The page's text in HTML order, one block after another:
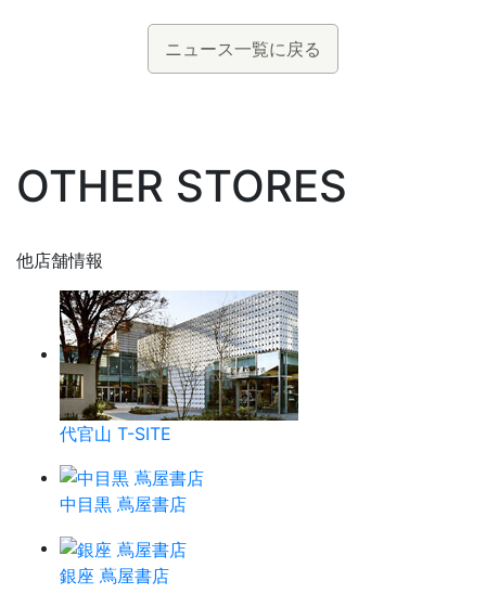
ニュース一覧に戻る
OTHER STORES
他店舗情報
代官山 T-SITE
中目黒 蔦屋書店
銀座 蔦屋書店